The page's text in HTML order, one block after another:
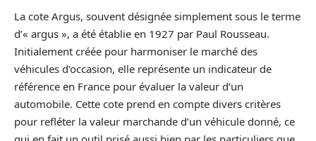
La cote Argus, souvent désignée simplement sous le terme
d’« argus », a été établie en 1927 par Paul Rousseau.
Initialement créée pour harmoniser le marché des
véhicules d’occasion, elle représente un indicateur de
référence en France pour évaluer la valeur d’un
automobile. Cette cote prend en compte divers critères
pour refléter la valeur marchande d’un véhicule donné, ce